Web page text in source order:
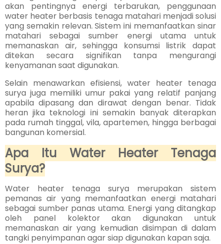
akan pentingnya energi terbarukan, penggunaan
water heater berbasis tenaga matahari menjadi solusi
yang semakin relevan. Sistem ini memanfaatkan sinar
matahari sebagai sumber energi utama untuk
memanaskan air, sehingga konsumsi listrik dapat
ditekan secara signifikan tanpa mengurangi
kenyamanan saat digunakan.
Selain menawarkan efisiensi, water heater tenaga
surya juga memiliki umur pakai yang relatif panjang
apabila dipasang dan dirawat dengan benar. Tidak
heran jika teknologi ini semakin banyak diterapkan
pada rumah tinggal, vila, apartemen, hingga berbagai
bangunan komersial.
Apa Itu Water Heater Tenaga
Surya?
Water heater tenaga surya merupakan sistem
pemanas air yang memanfaatkan energi matahari
sebagai sumber panas utama. Energi yang ditangkap
oleh panel kolektor akan digunakan untuk
memanaskan air yang kemudian disimpan di dalam
tangki penyimpanan agar siap digunakan kapan saja.